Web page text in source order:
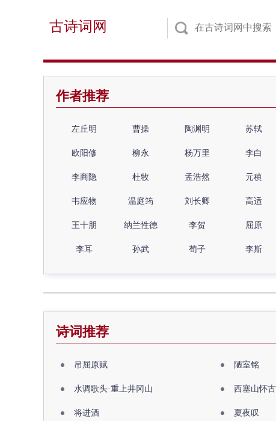
古诗词网
作者推荐
左丘明 曹操 陶渊明 苏轼
欧阳修 柳永 杨万里 李白
李商隐 杜牧 孟浩然 元稹
韦应物 温庭筠 刘长卿 高适
王十朋 纳兰性德 李贺 屈原
李耳 孙武 荀子 李斯
诗词推荐
吊屈原赋 陋室铭
水调歌头·重上井冈山 西塞山怀古
将进酒 夏夜叹